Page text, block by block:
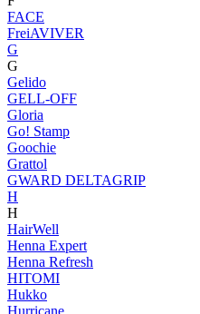
FACE
FreiAVIVER
G
G
Gelido
GELL-OFF
Gloria
Go! Stamp
Goochie
Grattol
GWARD DELTAGRIP
H
H
HairWell
Henna Expert
Henna Refresh
HITOMI
Hukko
Hurricane